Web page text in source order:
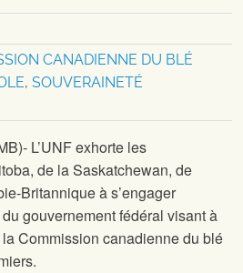
CANADIENNE DU BLÉ
, SOUVERAINETÉ
L’UNF exhorte les
de la Saskatchewan, de
Britannique à s’engager
gouvernement fédéral visant à
Commission canadienne du blé